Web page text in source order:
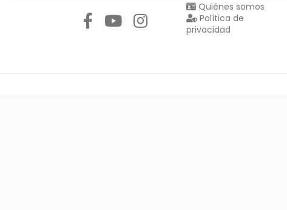
Quiénes somos
Política de
privacidad